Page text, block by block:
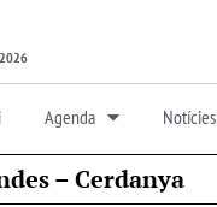
Agenda Notícies
– Cerdanya